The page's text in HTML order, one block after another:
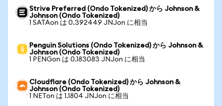
Strive Preferred (Ondo Tokenized) から Johnson &
Johnson (Ondo Tokenized)
1 SATAon は 0.392449 JNJon に相当
Penguin Solutions (Ondo Tokenized) から Johnson &
Johnson (Ondo Tokenized)
1 PENGon は 0.183083 JNJon に相当
Cloudflare (Ondo Tokenized) から Johnson &
Johnson (Ondo Tokenized)
1 NETon は 1.1804 JNJon に相当